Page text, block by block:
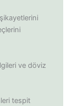
ve döviz
tespit